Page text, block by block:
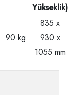
Yükseklik)
90 kg
835 x
930 x
1055 mm